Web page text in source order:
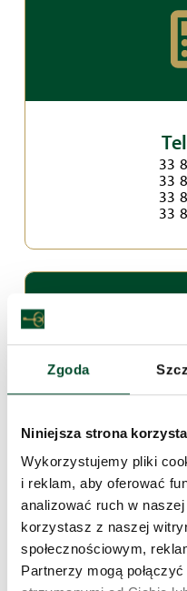
Zgoda
Niniejsza strona
Wykorzystujemy pliki
i reklam, aby oferować
analizować ruch w
korzystasz z naszej
społecznościowym,
Partnerzy mogą
33
33
33
33
Numery
Pracownik socjalny:
Dyżurka
Magazyn/
Kasa depozytowa:
Księgowość: